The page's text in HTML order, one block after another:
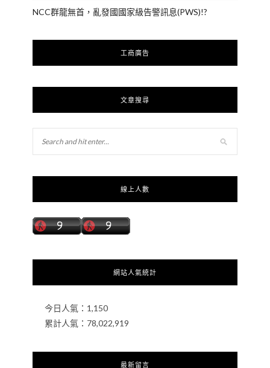
NCC群龍無首，亂發國國家級告警訊息(PWS)!?
工商廣告
文章搜尋
線上人數
網站人氣統計
今日人氣： 1,150
累計人氣： 78,022,919
最新留言